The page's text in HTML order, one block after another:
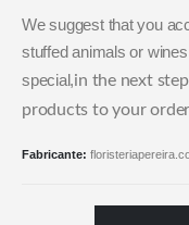
We suggest that you
stuffed animals or
special,in the next
products to your
Fabricante: